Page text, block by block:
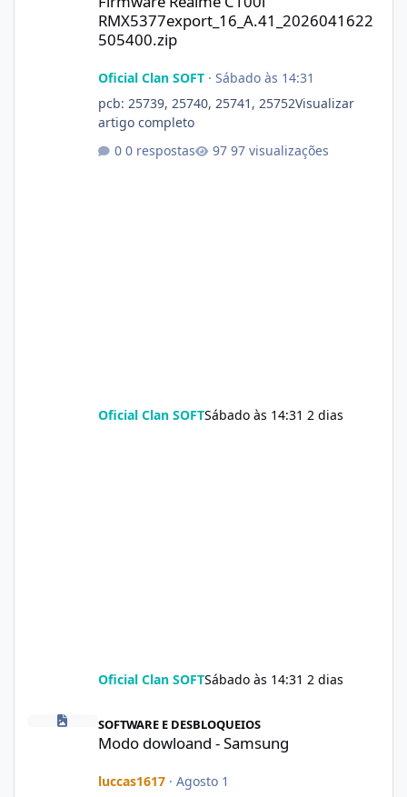
RMX5377export_16_A.41_2026041622
505400.zip
Oficial Clan SOFT· Sábado às 14:31
pcb: 25739, 25740, 25741, 25752Visualizar
artigo completo
0 respostas
97 visualizações
Oficial Clan SOFTSábado às 14:31 2 dias
Oficial Clan SOFTSábado às 14:31 2 dias
Modo dowloand - Samsung
SOFTWARE E DESBLOQUEIOS
Modo dowloand - Samsung
luccas1617· Agosto 1